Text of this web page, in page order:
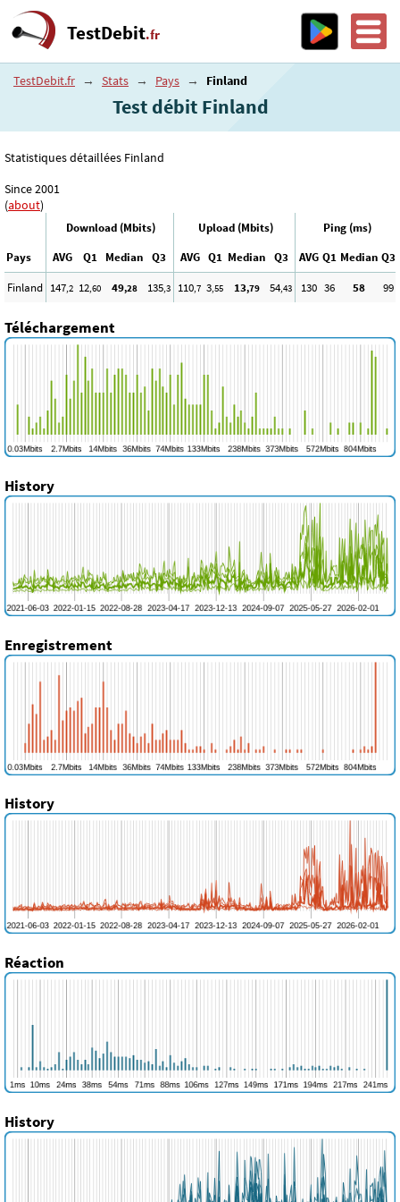
TestDebit.fr
TestDebit.fr → Stats → Pays → Finland
Test débit Finland
Statistiques détaillées Finland
Since 2001
(about)
Download (Mbits) Upload (Mbits)
Ping (ms)
Pays
AVG Q1 Median Q3 AVG Q1 Median Q3 AVG Q1 Median Q3
Finland 147,2 12,60 49,28 135,3 110,7 3,55 13,79 54,43 130 36 58 99
Téléchargement
History
Enregistrement
History
Réaction
History